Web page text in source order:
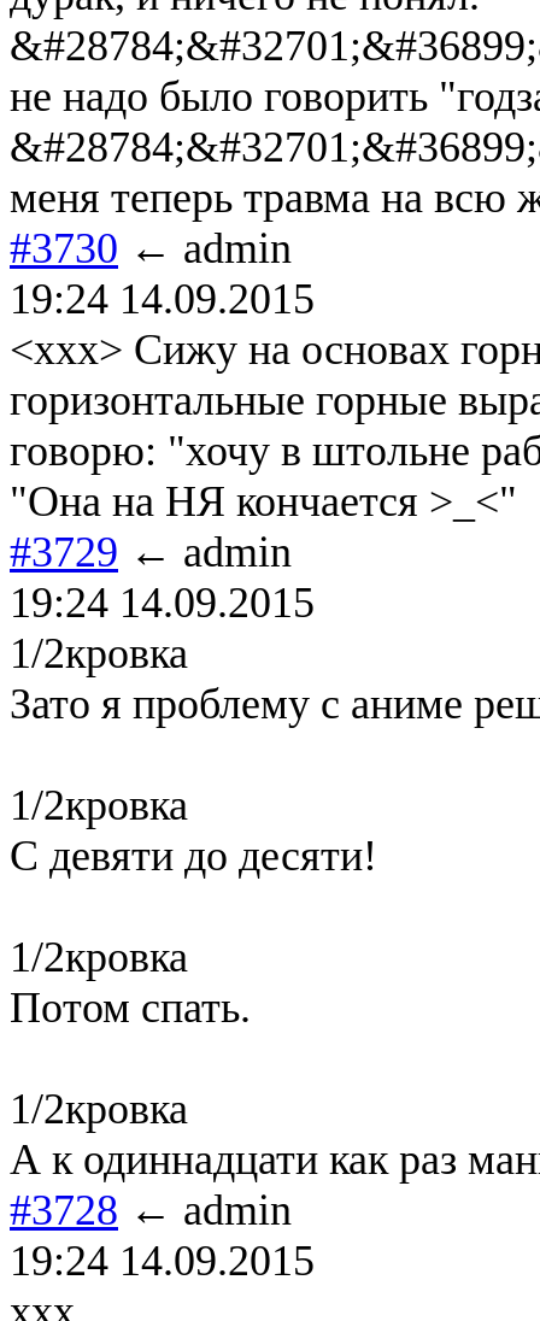
не надо было говорить
меня теперь травма на всю
#3730 ← admin
19:24 14.09.2015
<xxx> Сижу на основах
горизонтальные горные
говорю: "хочу в штольне
"Она на НЯ кончается >_<"
#3729 ← admin
19:24 14.09.2015
1/2кровка
Зато я проблему с аниме
1/2кровка
С девяти до десяти!
1/2кровка
Потом спать.
1/2кровка
А к одиннадцати как раз
#3728 ← admin
19:24 14.09.2015
ххх